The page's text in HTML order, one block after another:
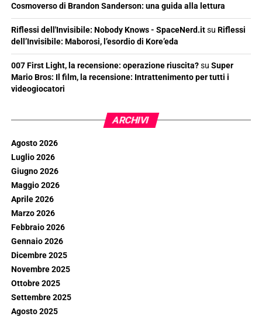
Cosmoverso di Brandon Sanderson: una guida alla lettura
Riflessi dell'Invisibile: Nobody Knows - SpaceNerd.itsu Riflessi
dell’Invisibile: Maborosi, l’esordio di Kore’eda
007 First Light, la recensione: operazione riuscita?su Super
Mario Bros: Il film, la recensione: Intrattenimento per tutti i
videogiocatori
ARCHIVI
Agosto 2026
Luglio 2026
Giugno 2026
Maggio 2026
Aprile 2026
Marzo 2026
Febbraio 2026
Gennaio 2026
Dicembre 2025
Novembre 2025
Ottobre 2025
Settembre 2025
Agosto 2025